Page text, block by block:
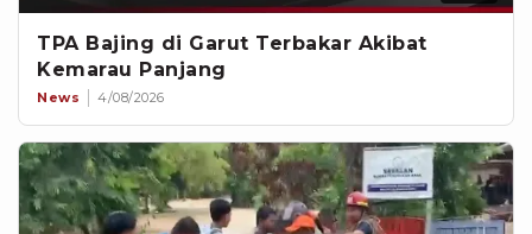
TPA Bajing di Garut Terbakar Akibat
Kemarau Panjang
News 4/08/2026